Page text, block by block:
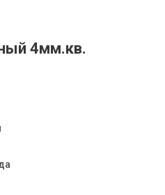
4мм.кв.